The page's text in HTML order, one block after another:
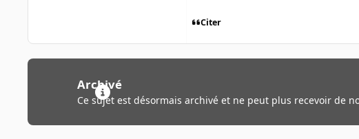
Citer
Archivé
Ce sujet est désormais archivé et ne peut plus recevoir de